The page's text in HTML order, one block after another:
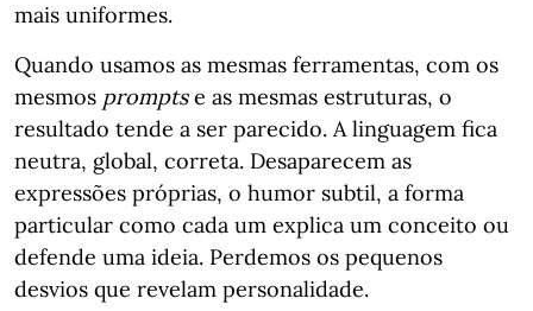
mais uniformes.
Quando usamos as mesmas ferramentas, com os
mesmos promptse as mesmas estruturas, o
resultado tende a ser parecido. A linguagem fica
neutra, global, correta. Desaparecem as
expressões próprias, o humor subtil, a forma
particular como cada um explica um conceito ou
defende uma ideia. Perdemos os pequenos
desvios que revelam personalidade.